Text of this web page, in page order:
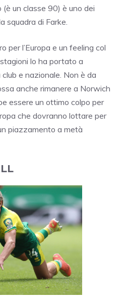
un classe 90) è uno dei
squadra di Farke.
per l’Europa e un feeling col
lo ha portato a
e nazionale. Non è da
anche rimanere a Norwich
essere un ottimo colpo per
che dovranno lottare per
piazzamento a metà